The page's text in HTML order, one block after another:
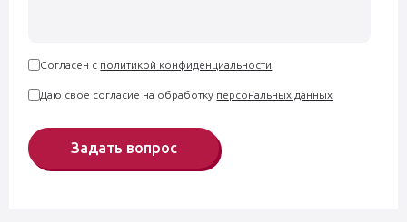
Согласен с политикой конфиденциальности
Даю свое согласие на обработку персональных данных
Задать вопрос